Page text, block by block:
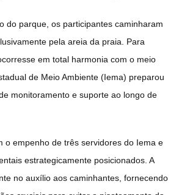
do parque, os participantes caminharam
pela areia da praia. Para
em total harmonia com o meio
de Meio Ambiente (Iema) preparou
monitoramento e suporte ao longo de
o empenho de três servidores do Iema e
estrategicamente posicionados. A
no auxílio aos caminhantes, fornecendo